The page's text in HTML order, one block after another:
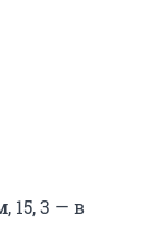
3 — в